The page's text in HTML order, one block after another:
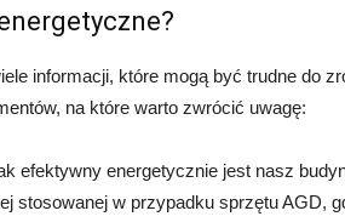
informacji, które mogą być trudne do
na które warto zwrócić uwagę:
efektywny energetycznie jest nasz
stosowanej w przypadku sprzętu AGD,